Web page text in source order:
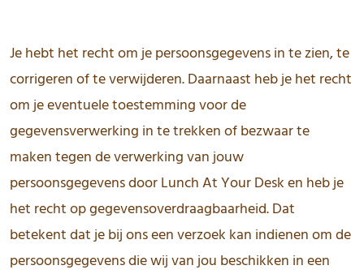
Je hebt het recht om je persoonsgegevens in te zien, te
corrigeren of te verwijderen. Daarnaast heb je het recht
om je eventuele toestemming voor de
gegevensverwerking in te trekken of bezwaar te
maken tegen de verwerking van jouw
persoonsgegevens door Lunch At Your Desk en heb je
het recht op gegevensoverdraagbaarheid. Dat
betekent dat je bij ons een verzoek kan indienen om de
persoonsgegevens die wij van jou beschikken in een